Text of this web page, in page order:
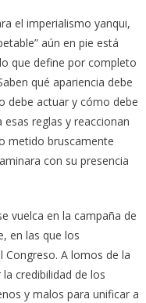
el imperialismo yanqui,
aún en pie está
que define por completo
qué apariencia debe
debe actuar y cómo debe
reglas y reaccionan
metido bruscamente
con su presencia
vuelca en la campaña de
en las que los
Congreso. A lomos de la
credibilidad de los
y malos para unificar a